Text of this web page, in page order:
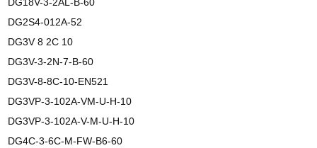
DG18V-3-2AL-B-60
DG2S4-012A-52
DG3V 8 2C 10
DG3V-3-2N-7-B-60
DG3V-8-8C-10-EN521
DG3VP-3-102A-VM-U-H-10
DG3VP-3-102A-V-M-U-H-10
DG4C-3-6C-M-FW-B6-60